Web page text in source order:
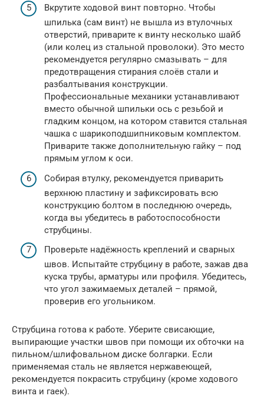
Вкрутите ходовой винт повторно. Чтобы
шпилька (сам винт) не вышла из втулочных
отверстий, приварите к винту несколько шайб
(или колец из стальной проволоки). Это место
рекомендуется регулярно смазывать – для
предотвращения стирания слоёв стали и
разбалтывания конструкции.
Профессиональные механики устанавливают
вместо обычной шпильки ось с резьбой и
гладким концом, на котором ставится стальная
чашка с шарикоподшипниковым комплектом.
Приварите также дополнительную гайку – под
прямым углом к оси.
Собирая втулку, рекомендуется приварить
верхнюю пластину и зафиксировать всю
конструкцию болтом в последнюю очередь,
когда вы убедитесь в работоспособности
струбцины.
Проверьте надёжность креплений и сварных
швов. Испытайте струбцину в работе, зажав два
куска трубы, арматуры или профиля. Убедитесь,
что угол зажимаемых деталей – прямой,
проверив его угольником.
Струбцина готова к работе. Уберите свисающие,
выпирающие участки швов при помощи их обточки на
пильном/шлифовальном диске болгарки. Если
применяемая сталь не является нержавеющей,
рекомендуется покрасить струбцину (кроме ходового
винта и гаек).